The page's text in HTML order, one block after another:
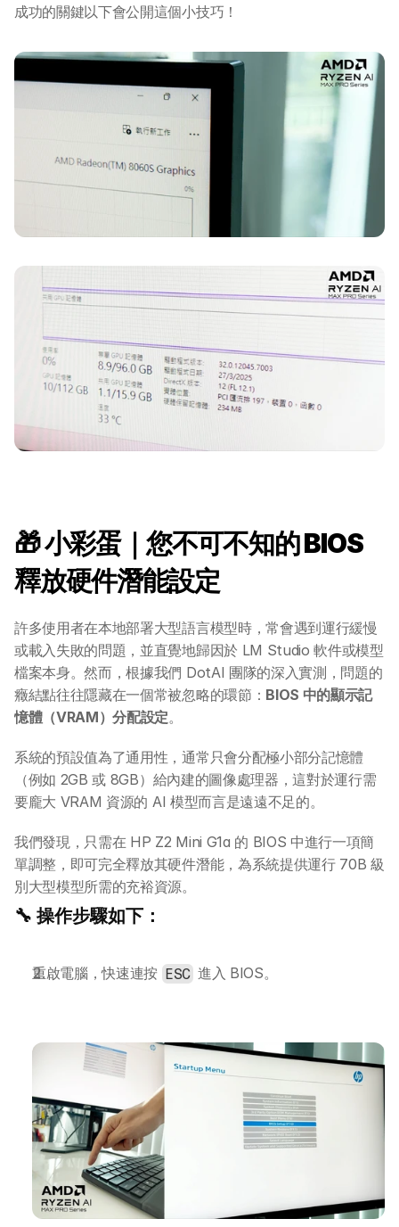
成功的關鍵以下會公開這個小技巧！
🎁 小彩蛋｜您不可不知的 BIOS
釋放硬件潛能設定
許多使用者在本地部署大型語言模型時，常會遇到運行緩慢
或載入失敗的問題，並直覺地歸因於 LM Studio 軟件或模型
檔案本身。然而，根據我們 DotAI 團隊的深入實測，問題的
癥結點往往隱藏在一個常被忽略的環節： BIOS 中的顯示記
憶體（VRAM）分配設定。
系統的預設值為了通用性，通常只會分配極小部分記憶體
（例如 2GB 或 8GB）給內建的圖像處理器，這對於運行需
要龐大 VRAM 資源的 AI 模型而言是遠遠不足的。
我們發現，只需在 HP Z2 Mini G1a 的 BIOS 中進行一項簡
單調整，即可完全釋放其硬件潛能，為系統提供運行 70B 級
別大型模型所需的充裕資源。
🔧 操作步驟如下：
重啟電腦，快速連按 ESC 進入 BIOS。